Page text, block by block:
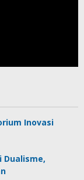
Inovasi
Dualisme,